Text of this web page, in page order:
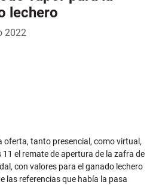
lechero
2022
oferta, tanto presencial, como virtual,
11 el remate de apertura de la zafra de
con valores para el ganado lechero
las referencias que había la pasa